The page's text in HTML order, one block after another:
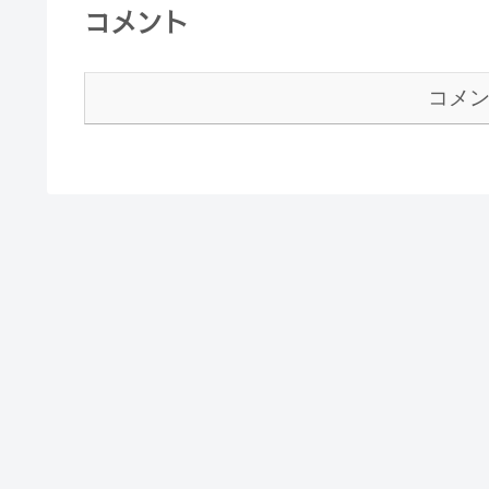
コメント
コメ